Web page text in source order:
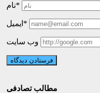
نام*
ایمیل*
وب سایت
مطالب تصادفی